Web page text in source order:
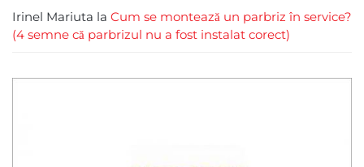
Irinel Mariuta la Cum se montează un parbriz în service?
(4 semne că parbrizul nu a fost instalat corect)